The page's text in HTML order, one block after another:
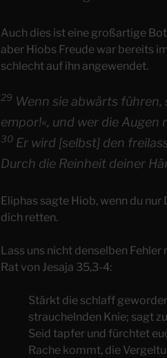
Auch dies ist eine großartige
aber Hiobs Freude war bereits
schlecht auf ihn angewendet.
29 Wenn sie abwärts führen,
empor!«, und wer die
30 Er wird [selbst] den
Durch die Reinheit deiner
Eliphas sagte Hiob, wenn du
dich retten.
Lass uns nicht denselben
Rat von Jesaja 35,3-4:
Stärkt die schlaff
strauchelnden Knie; sagt
Seid tapfer und fürchtet
Rache kommt, die